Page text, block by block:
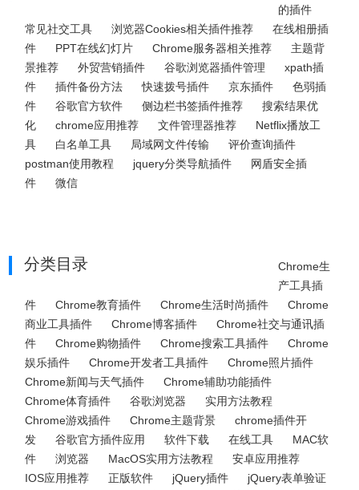
的插件
常见社交工具
浏览器Cookies相关插件推荐
在线相册插
件
PPT在线幻灯片 Chrome服务器相关推荐
主题背
景推荐
外贸营销插件 谷歌浏览器插件管理
xpath插
件
插件备份方法 快速拨号插件 京东插件
色弱插
件
谷歌官方软件 侧边栏书签插件推荐
搜索结果优
化
chrome应用推荐 文件管理器推荐
Netflix播放工
具
白名单工具 局域网文件传输
评价查询插件
postman使用教程
jquery分类导航插件
网盾安全插
件
微信
分类目录
Chrome生
产工具插
件
Chrome教育插件 Chrome生活时尚插件
Chrome
商业工具插件
Chrome博客插件
Chrome社交与通讯插
件
Chrome购物插件 Chrome搜索工具插件
Chrome
娱乐插件
Chrome开发者工具插件
Chrome照片插件
Chrome新闻与天气插件
Chrome辅助功能插件
Chrome体育插件
谷歌浏览器
实用方法教程
Chrome游戏插件
Chrome主题背景
chrome插件开
发
谷歌官方插件应用 软件下载 在线工具
MAC软
件
浏览器 MacOS实用方法教程
安卓应用推荐
IOS应用推荐
正版软件 jQuery插件
jQuery表单验证